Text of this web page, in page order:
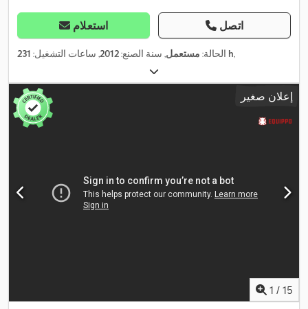
استعلام اتصل
الحالة: مستعمل, سنة الصنع:2012, ساعات التشغيل: 231 h,
إعلان صغير
1 / 15